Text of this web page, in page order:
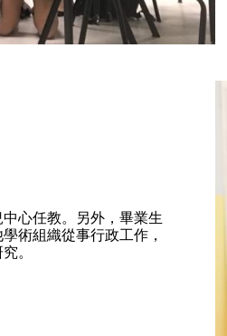
心任教。另外，畢業生
術組織從事行政工作，
。